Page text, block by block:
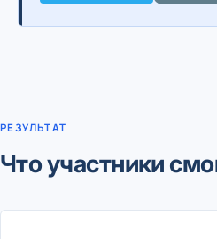
РЕЗУЛЬТАТ
Что участники